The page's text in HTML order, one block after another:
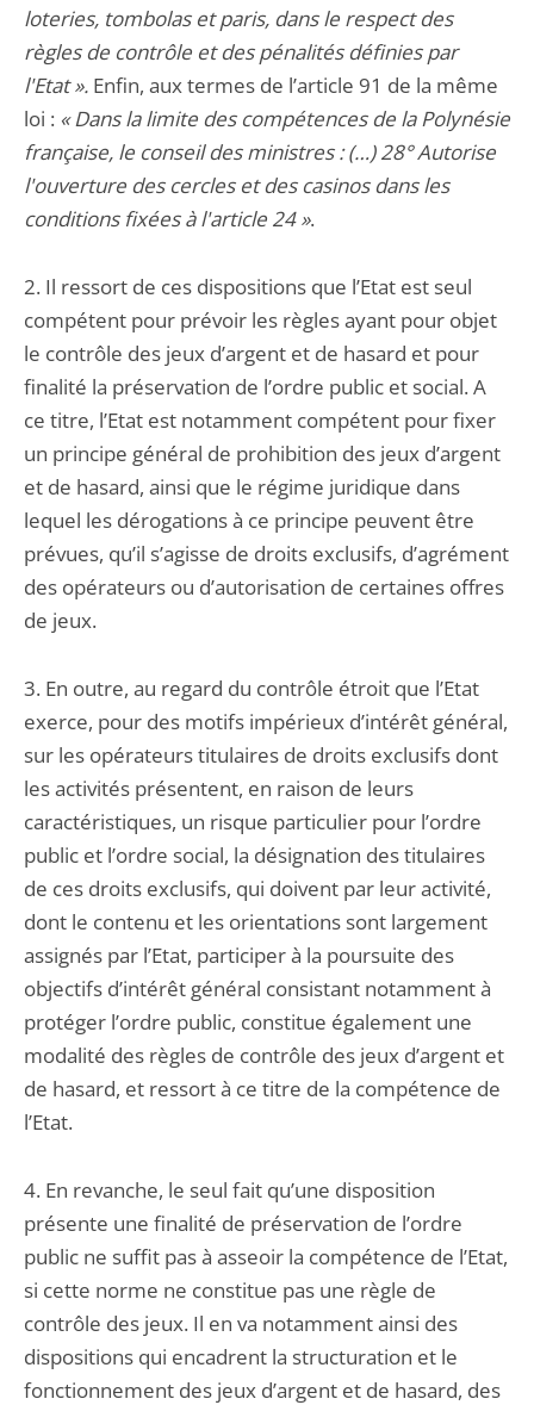
loteries, tombolas et paris, dans le respect des
règles de contrôle et des pénalités définies par
l'Etat ». Enfin, aux termes de l’article 91 de la même
loi : « Dans la limite des compétences de la Polynésie
française, le conseil des ministres : (…) 28° Autorise
l'ouverture des cercles et des casinos dans les
conditions fixées à l'article 24 ».
2. Il ressort de ces dispositions que l’Etat est seul
compétent pour prévoir les règles ayant pour objet
le contrôle des jeux d’argent et de hasard et pour
finalité la préservation de l’ordre public et social. A
ce titre, l’Etat est notamment compétent pour fixer
un principe général de prohibition des jeux d’argent
et de hasard, ainsi que le régime juridique dans
lequel les dérogations à ce principe peuvent être
prévues, qu’il s’agisse de droits exclusifs, d’agrément
des opérateurs ou d’autorisation de certaines offres
de jeux.
3. En outre, au regard du contrôle étroit que l’Etat
exerce, pour des motifs impérieux d’intérêt général,
sur les opérateurs titulaires de droits exclusifs dont
les activités présentent, en raison de leurs
caractéristiques, un risque particulier pour l’ordre
public et l’ordre social, la désignation des titulaires
de ces droits exclusifs, qui doivent par leur activité,
dont le contenu et les orientations sont largement
assignés par l’Etat, participer à la poursuite des
objectifs d’intérêt général consistant notamment à
protéger l’ordre public, constitue également une
modalité des règles de contrôle des jeux d’argent et
de hasard, et ressort à ce titre de la compétence de
l’Etat.
4. En revanche, le seul fait qu’une disposition
présente une finalité de préservation de l’ordre
public ne suffit pas à asseoir la compétence de l’Etat,
si cette norme ne constitue pas une règle de
contrôle des jeux. Il en va notamment ainsi des
dispositions qui encadrent la structuration et le
fonctionnement des jeux d’argent et de hasard, des